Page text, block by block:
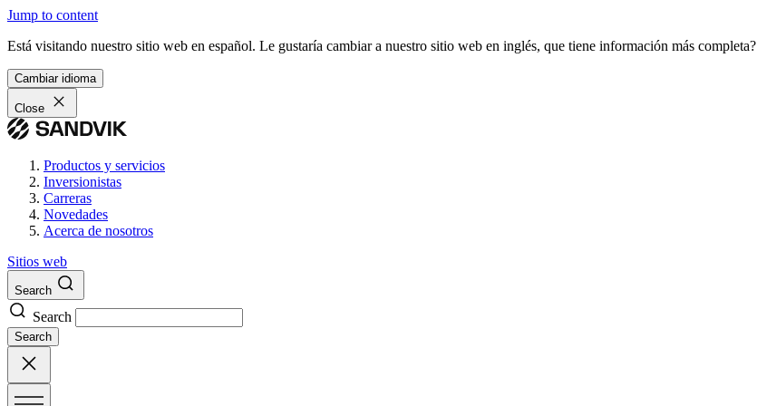
Jump to content
Está visitando nuestro sitio web en español. Le gustaría cambiar a nuestro sitio web en inglés, que tiene información más completa?
Cambiar idioma
Close
Productos y servicios
Inversionistas
Carreras
Novedades
Acerca de nosotros
Sitios web
Search
Search
Search